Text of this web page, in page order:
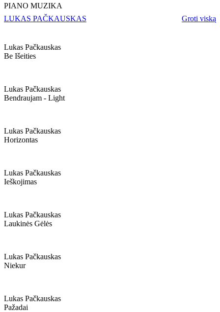
PIANO MUZIKA
LUKAS PAČKAUSKAS
Groti viską
Lukas Pačkauskas
Be Išeities
Lukas Pačkauskas
Bendraujam - Light
Lukas Pačkauskas
Horizontas
Lukas Pačkauskas
Ieškojimas
Lukas Pačkauskas
Laukinės Gėlės
Lukas Pačkauskas
Niekur
Lukas Pačkauskas
Pažadai